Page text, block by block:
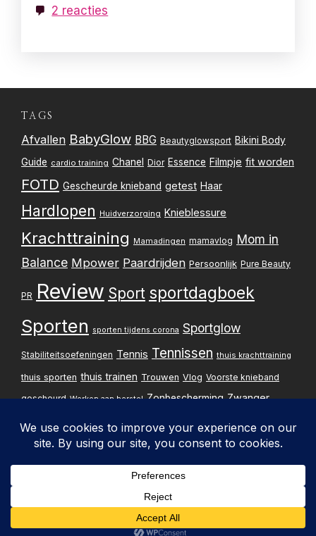
2 reacties
TAGS
Afvallen BabyGlow BBG Beautyglowsport Bikini Body
Guide cardio training Chanel Dior Essence Filmpje fit worden
FOTD Gescheurde knieband getest Haar
Hardlopen Huidverzorging Knieblessure
Krachttraining Mamadingen mamavlog Mom in
Balance Mpower Paardrijden Persoonlijk Pure Beauty
PR Review Sport sportdagboek
Sporten sporten tijdens corona Sportglow
Stabiliteitsoefeningen Tennis Tennissen thuis krachttraining
thuis sporten thuis trainen Trouwen Vlog Voorste knieband
gescheurd Werken aan herstel Zonbescherming Zwanger
d
Pxperfect